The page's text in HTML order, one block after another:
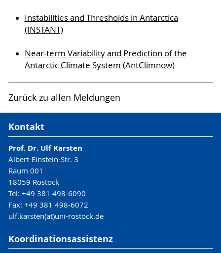
Instabilities and Thresholds in Antarctica
(INSTANT)
Near-term Variability and Prediction of the
Antarctic Climate System (AntClimnow)
Zurück zu allen Meldungen
Kontakt
Prof. Dr. Ulf Karsten
Albert-Einstein-Str. 3
Raum 001
18059 Rostock
Tel: +49 381 498-6090
Fax: +49 381 498-6072
ulf.karsten(at)uni-rostock.de
Koordinationsassistenz